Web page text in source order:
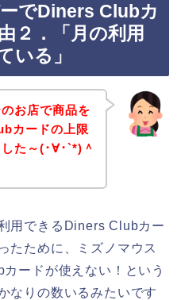
でDiners Clubカ
２．「月の利用
いる」
お店で商品を
カードの上限
た～(･∀･`*)＾
用できるDiners Clubカー
たために、ミズノマウス
ードが使えない！という
なりの数いるみたいです